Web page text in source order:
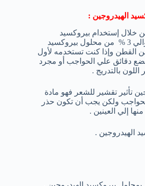
خلال إستخدام بيروكسيد
الهيدروجين وإستخدام حوالي 3 % من محلول بيروكسيد
القطن وإذا كنت تستخدمه لأول
دقائق علي الحواجب أو مجرد
بالتدريج .
تأثير تقشير للشعر فهو مادة
ولكن يجب أن تكون حذر
إلي العينين .